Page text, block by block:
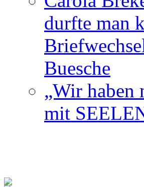
durfte man
Buesche
„Wir haben
mit